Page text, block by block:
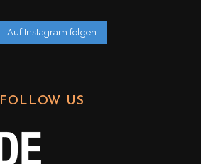
Auf Instagram folgen
FOLLOW US